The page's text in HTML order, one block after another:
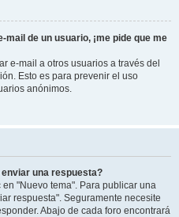
de un usuario, ¡me pide que me
e-mail a otros usuarios a través del
Esto es para prevenir el uso
anónimos.
una respuesta?
"Nuevo tema". Para publicar una
respuesta". Seguramente necesite
Abajo de cada foro encontrará